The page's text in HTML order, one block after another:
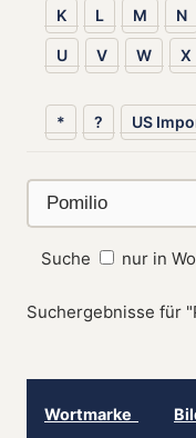
K L M N
U V W X
* ? US
Suche nur in
Suchergebnisse für
Wortmarke